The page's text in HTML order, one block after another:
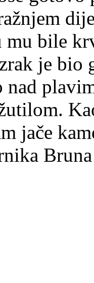
mu bile
je bio
nad
jače